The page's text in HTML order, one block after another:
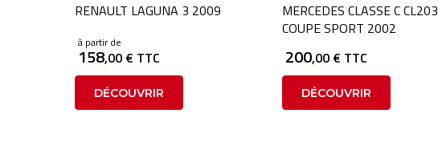
RENAULT LAGUNA 3 2009
à partir de
158,00 € TTC
DÉCOUVRIR
MERCEDES CLASSE C CL203
COUPE SPORT 2002
200,00 € TTC
DÉCOUVRIR